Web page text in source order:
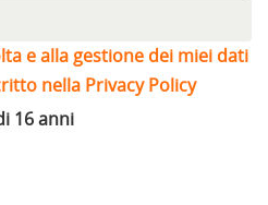
e alla gestione dei miei dati
nella Privacy Policy
16 anni